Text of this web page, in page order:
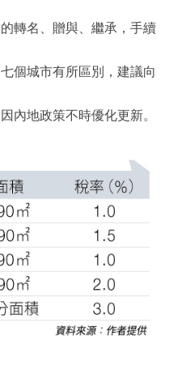
轉名、贈與、繼承，手續
個城市有所區別，建議向
內地政策不時優化更新。